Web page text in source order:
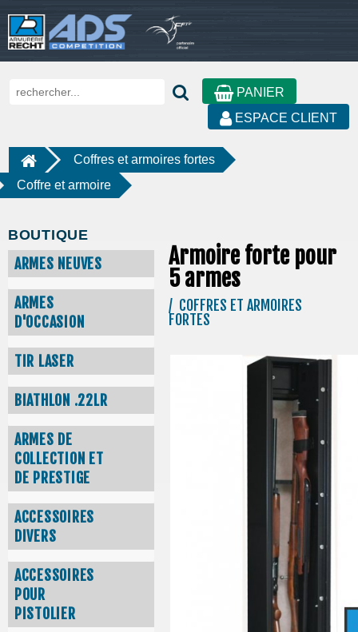
PANIER
ESPACE CLIENT
Coffres et armoires fortes
Coffre et armoire
BOUTIQUE
ARMES NEUVES
ARMES
D'OCCASION
TIR LASER
BIATHLON .22LR
ARMES DE
COLLECTION ET
DE PRESTIGE
ACCESSOIRES
DIVERS
ACCESSOIRES
POUR
PISTOLIER
Armoire forte pour
5 armes
/ COFFRES ET ARMOIRES
FORTES